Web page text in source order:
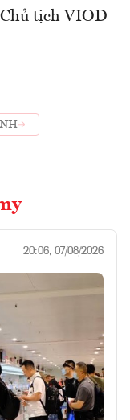
tịch VIOD
20:06, 07/08/2026